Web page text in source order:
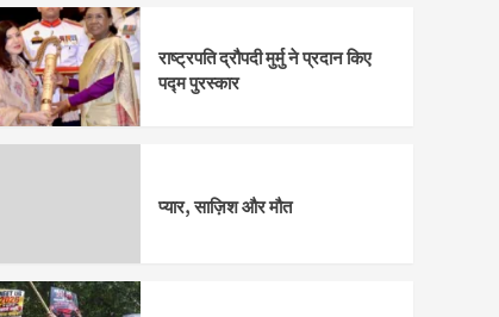
राष्ट्रपति द्रौपदी मुर्मु ने प्रदान किए
पद्म पुरस्कार
प्यार, साज़िश और मौत